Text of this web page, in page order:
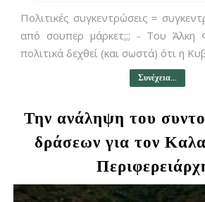
Πολιτικές συγκεντρώσεις =
από σουπερ μάρκετ;;; - Του Άλκη
πολιτικά δεχθεί (και σωστά) ότι η
Συνέχεια...
Την ανάληψη του
δράσεων για τον